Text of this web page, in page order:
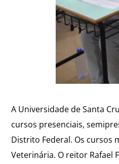
A Universidade de Santa
cursos presenciais,
Distrito Federal. Os cursos
Veterinária. O reitor Rafael